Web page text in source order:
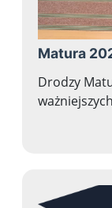
Matura
Drodzy